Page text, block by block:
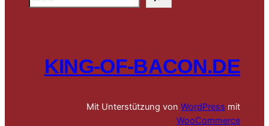
u
KING-OF-BACON.DE
Mit Unterstützung von WordPress mit
WooCommerce